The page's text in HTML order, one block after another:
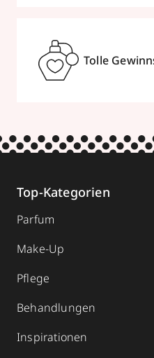
Tolle
Top-Kategorien
Parfum
Make-Up
Pflege
Behandlungen
Inspirationen